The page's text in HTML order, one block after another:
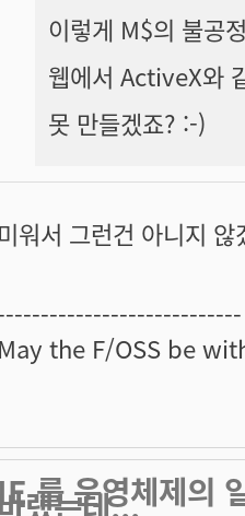
이렇게 M$의 불공
웹에서 ActiveX와
못 만들겠죠? :-)
미워서 그런건 아니지
May the F/OSS be
IE 를 운영체제의
바랬는데...